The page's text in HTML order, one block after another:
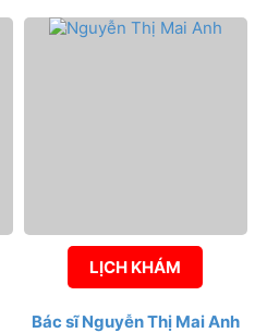
LỊCH KHÁM
Bác sĩ Nguyễn Thị Mai Anh